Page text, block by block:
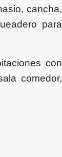
cancha,
para
con
comedor,